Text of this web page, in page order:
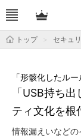
トップ セキュ
「USB持ち
ティ文化を根
「形骸化したル
情報漏えいなど